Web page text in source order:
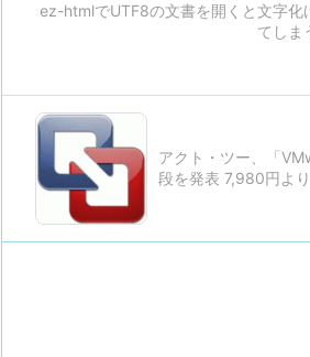
ez-htmlでUTF8の文書を開くと文字化
てしま
アクト・ツー、「
段を発表 7,980円より